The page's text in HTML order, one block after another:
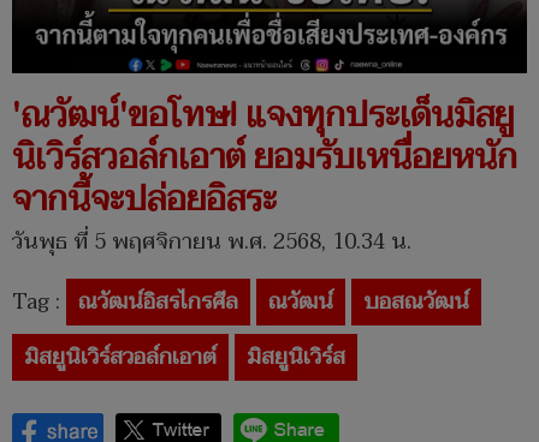
'ณวัฒน์'ขอโทษ! แจงทุกประเด็นมิสยู
นิเวิร์สวอล์กเอาต์ ยอมรับเหนื่อยหนัก
จากนี้จะปล่อยอิสระ
วันพุธ ที่ 5 พฤศจิกายน พ.ศ. 2568, 10.34 น.
Tag : ณวัฒน์อิสรไกรศีล ณวัฒน์
บอสณวัฒน์
มิสยูนิเวิร์สวอล์กเอาต์
มิสยูนิเวิร์ส